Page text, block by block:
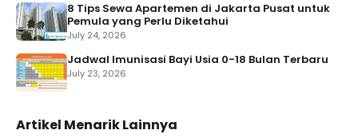
8 Tips Sewa Apartemen di Jakarta Pusat untuk
Pemula yang Perlu Diketahui
July 24, 2026
Jadwal Imunisasi Bayi Usia 0-18 Bulan Terbaru
July 23, 2026
Artikel Menarik Lainnya